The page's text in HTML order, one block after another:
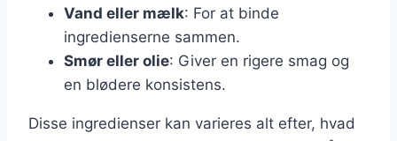
Vand eller mælk: For at binde
ingredienserne sammen.
Smør eller olie: Giver en rigere smag og
en blødere konsistens.
Disse ingredienser kan varieres alt efter, hvad